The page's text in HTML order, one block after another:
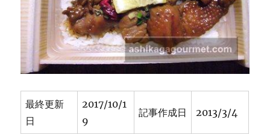
最終更新
日
2017/10/1
9
記事作成日 2013/3/4